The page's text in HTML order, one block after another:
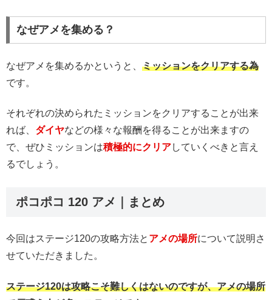
なぜアメを集める？
なぜアメを集めるかというと、 ミッションをクリアする為
です。
それぞれの決められたミッションをクリアすることが出来
れば、 ダイヤなどの様々な報酬を得ることが出来ますの
で、ぜひミッションは積極的にクリアしていくべきと言え
るでしょう。
ポコポコ 120 アメ｜まとめ
今回はステージ120の攻略方法と アメの場所について説明さ
せていただきました。
ステージ120は攻略こそ難しくはないのですが、アメの場所